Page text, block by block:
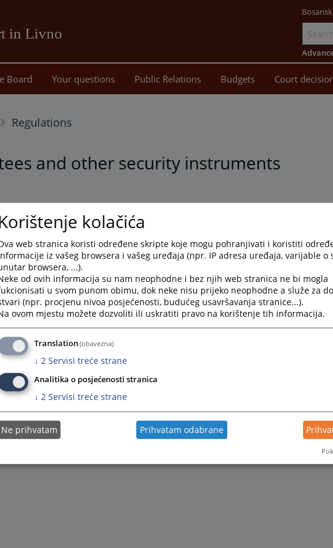
in Livno
main
content
Bosanski
Board Your questions Public Relations Budgets Court
Regulations
and other security instruments
instruments
language
kolačića
web stranica koristi određene skripte koje mogu pohranjivati i koristiti
iz vašeg browsera i vašeg uređaja (npr. IP adresa uređaja, varijable o
browsera, ...).
od ovih informacija su nam neophodne i bez njih web stranica ne bi mogla
u svom punom obimu, dok neke nisu prijeko neophodne a služe za
(npr. procjenu nivoa posjećenosti, budućeg usavršavanja stranice...).
ovom mjestu možete dozvoliti ili uskratiti pravo na korištenje tih informacija.
Translation(obavezna)
↓ 2 Servisi treće strane
Analitika o posjećenosti stranica
↓ 2 Servisi treće strane
Ne prihvatam Prihvatam odabrane